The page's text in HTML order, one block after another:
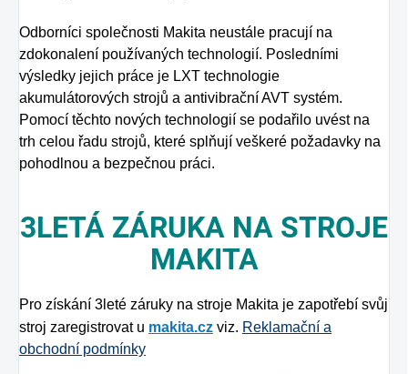
Odborníci společnosti Makita neustále pracují na
zdokonalení používaných technologií. Posledními
výsledky jejich práce je LXT technologie
akumulátorových strojů a antivibrační AVT systém.
Pomocí těchto nových technologií se podařilo uvést na
trh celou řadu strojů, které splňují veškeré požadavky na
pohodlnou a bezpečnou práci.
3LETÁ ZÁRUKA NA STROJE
MAKITA
Pro získání 3leté záruky na stroje Makita je zapotřebí svůj
stroj zaregistrovat u makita.cz viz. Reklamační a
obchodní podmínky